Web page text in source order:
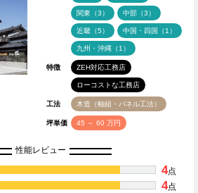
関東（3） 中部（3）
近畿（5） 中国・四国（1）
九州・沖縄（1）
特徴 ZEH対応工務店
ローコストな工務店
工法 木造（軸組・パネル工法）
坪単価 45 ～ 60 万円
性能レビュー
4点
4点